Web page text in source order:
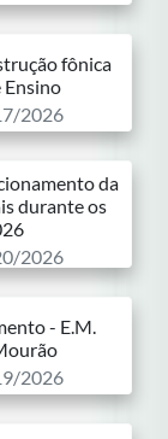
fônica
Ensino
2026
da
durante os
2026
- E.M.
2026